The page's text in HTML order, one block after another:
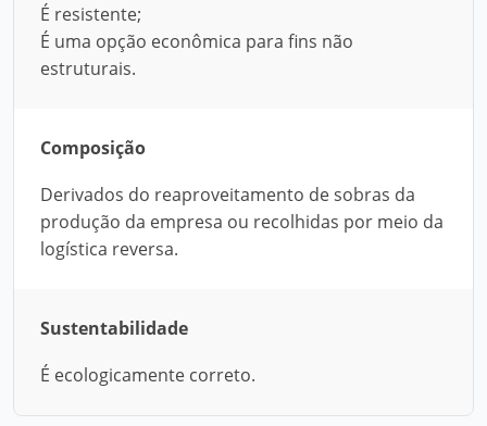
É resistente;
É uma opção econômica para fins não
estruturais.
Composição
Derivados do reaproveitamento de sobras da
produção da empresa ou recolhidas por meio da
logística reversa.
Sustentabilidade
É ecologicamente correto.